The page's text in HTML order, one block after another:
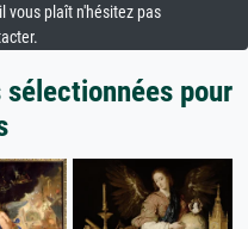
vous plaît n'hésitez pas
pour